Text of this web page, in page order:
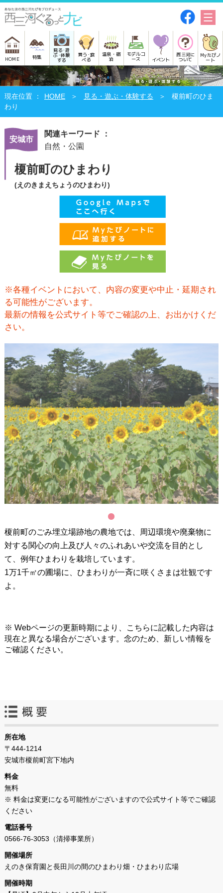
HOME 特集
見る･遊
ぶ･体験
する
買う･食
べる
温泉・宿
泊
モデルコ
ース イベント
西三河に
ついて
Myたびノ
ート
HOME 見る・遊ぶ・体験する
榎前町のひま
わり
安城市
関連キーワード ：
自然・公園
榎前町のひまわり
(えのきまえちょうのひまわり)
※各種イベントにおいて、内容の変更や中止・延期され
る可能性がございます。
最新の情報を公式サイト等でご確認の上、お出かけくだ
さい。
榎前町のごみ埋立場跡地の農地では、周辺環境や廃棄物に
対する関心の向上及び人々のふれあいや交流を目的とし
て、例年ひまわりを栽培しています。
1万1千㎡の圃場に、ひまわりが一斉に咲くさまは壮観です
よ。
※ Webページの更新時期により、こちらに記載した内容は
現在と異なる場合がございます。念のため、新しい情報を
ご確認ください。
所在地
〒444-1214
安城市榎前町宮下地内
料金
無料
※ 料金は変更になる可能性がございますので公式サイト等でご確認
ください
電話番号
0566-76-3053（清掃事業所）
開催場所
えのき保育園と長田川の間のひまわり畑・ひまわり広場
開催時期